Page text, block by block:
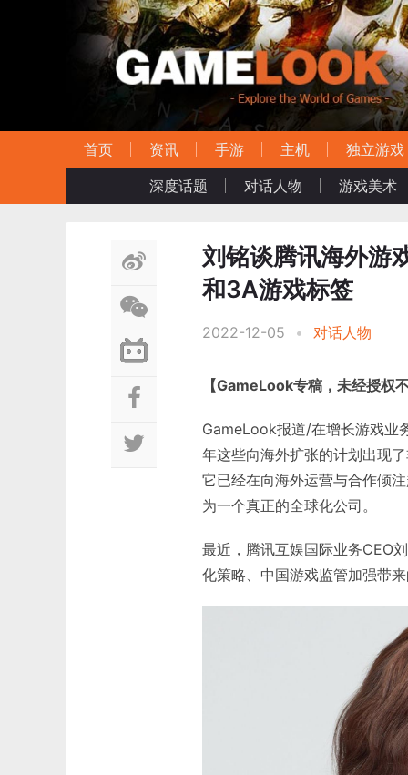
首页 资讯 手游 主机
独立游戏
深度话题
对话人物 游戏美术
刘铭谈腾讯海外游
和3A游戏标签
2022-12-05 • 对话人物
【GameLook专稿，未经授权
GameLook报道/在增长游戏业
年这些向海外扩张的计划出现
它已经在向海外运营与合作倾
为一个真正的全球化公司。
最近，腾讯互娱国际业务CEO
化策略、中国游戏监管加强带